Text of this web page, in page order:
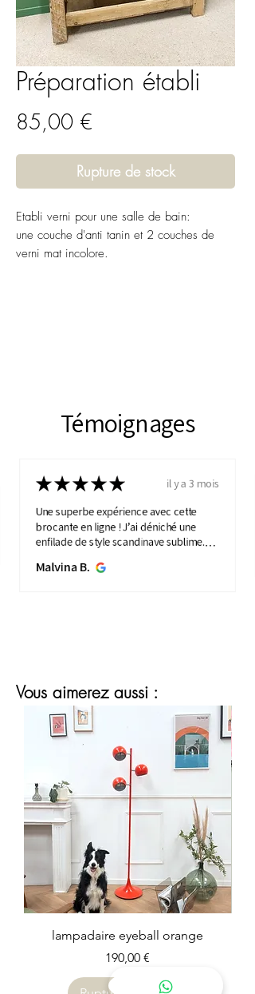
Témoignages
★★★★★
il y a 3 mois
Une superbe expérience avec cette
brocante en ligne ! J’ai déniché une
enfilade de style scandinave sublime.
mon intérieure. Service ...
Malvina B.
Préparation établi
85,00 €
Rupture de stock
Etabli verni pour une salle de bain:
une couche d'anti tanin et 2 couches de
verni mat incolore.
Vous aimerez aussi :
lampadaire eyeball orange
Prix
190,00 €